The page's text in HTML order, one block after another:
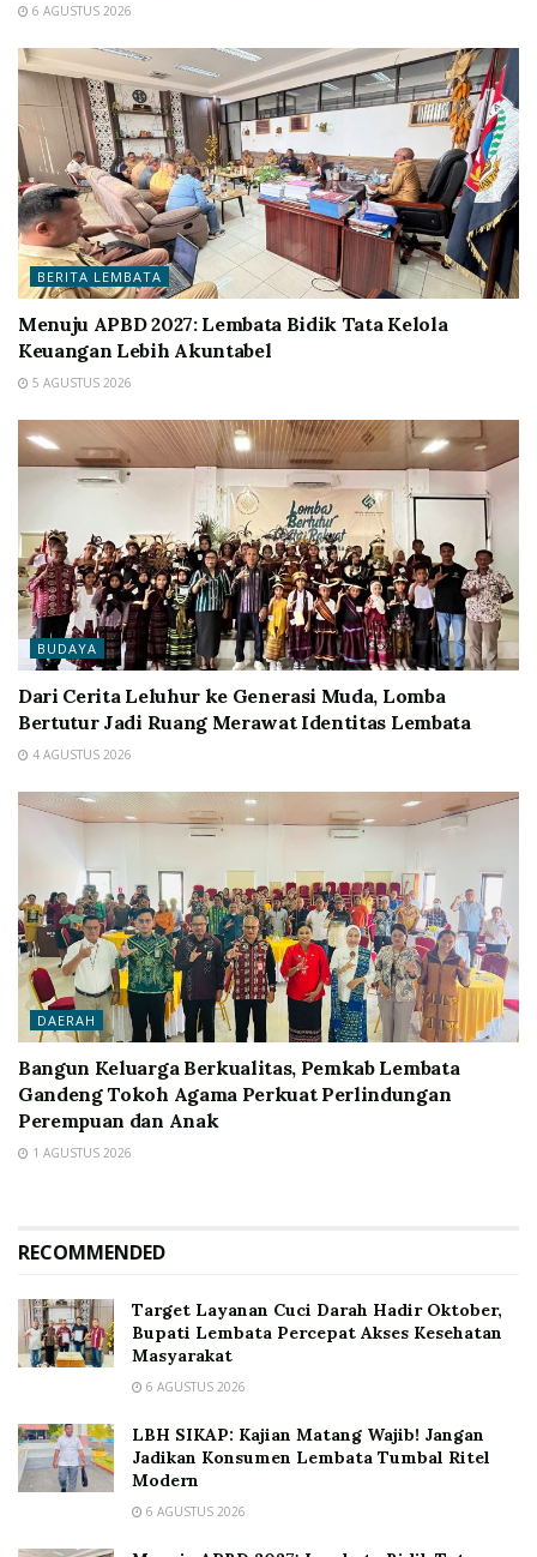
6 AGUSTUS 2026
BERITA LEMBATA
Menuju APBD 2027: Lembata Bidik Tata Kelola
Keuangan Lebih Akuntabel
5 AGUSTUS 2026
BUDAYA
Dari Cerita Leluhur ke Generasi Muda, Lomba
Bertutur Jadi Ruang Merawat Identitas Lembata
4 AGUSTUS 2026
DAERAH
Bangun Keluarga Berkualitas, Pemkab Lembata
Gandeng Tokoh Agama Perkuat Perlindungan
Perempuan dan Anak
1 AGUSTUS 2026
RECOMMENDED
Target Layanan Cuci Darah Hadir Oktober,
Bupati Lembata Percepat Akses Kesehatan
Masyarakat
6 AGUSTUS 2026
LBH SIKAP: Kajian Matang Wajib! Jangan
Jadikan Konsumen Lembata Tumbal Ritel
Modern
6 AGUSTUS 2026